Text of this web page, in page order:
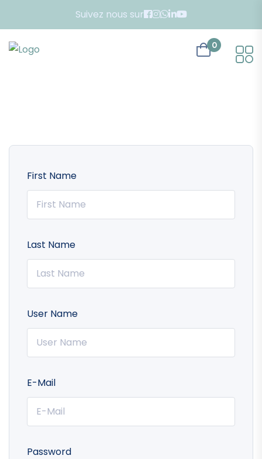
Suivez nous sur
0
First Name
Last Name
User Name
E-Mail
Password